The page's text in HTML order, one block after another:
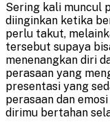
Sering kali muncul
diinginkan ketika
perlu takut,
tersebut supaya
menenangkan diri
perasaan yang
presentasi yang
perasaan dan
dirimu bertahan